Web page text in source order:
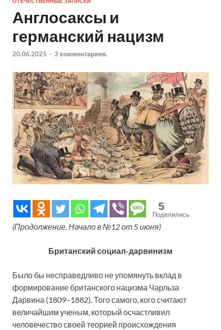
Англосаксы и
германский нацизм
20.06.2025 - 3 комментариев.
5
Поделились
(Продолжение. Начало в №12 от 5 июня)
Британский социал-дарвинизм
Было бы несправедливо не упомянуть вклад в
формирование британского нацизма Чарльза
Дарвина (1809–1882). Того самого, кого считают
величайшим ученым, который осчастливил
человечество своей теорией происхождения